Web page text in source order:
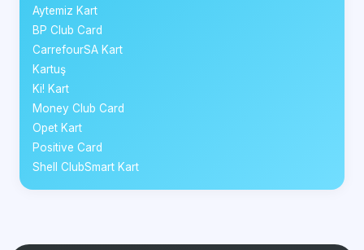
Aytemiz Kart
BP Club Card
CarrefourSA Kart
Kartuş
Ki! Kart
Money Club Card
Opet Kart
Positive Card
Shell ClubSmart Kart